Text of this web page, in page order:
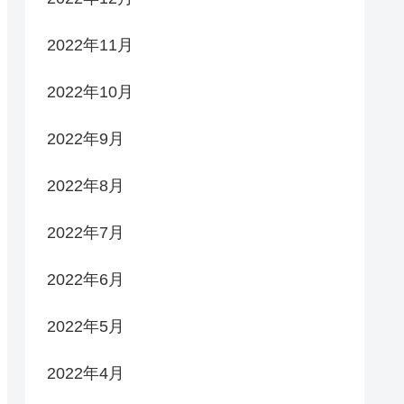
2022年11月
2022年10月
2022年9月
2022年8月
2022年7月
2022年6月
2022年5月
2022年4月